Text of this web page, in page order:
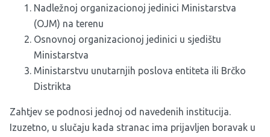
Nadležnoj organizacionoj jedinici Ministarstva
(OJM) na terenu
Osnovnoj organizacionoj jedinici u sjedištu
Ministarstva
Ministarstvu unutarnjih poslova entiteta ili Brčko
Distrikta
Zahtjev se podnosi jednoj od navedenih institucija.
Izuzetno, u slučaju kada stranac ima prijavljen boravak u